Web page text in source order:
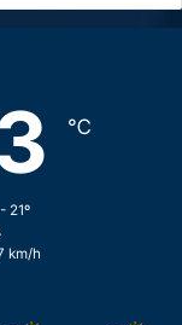
℃
21º
km/h